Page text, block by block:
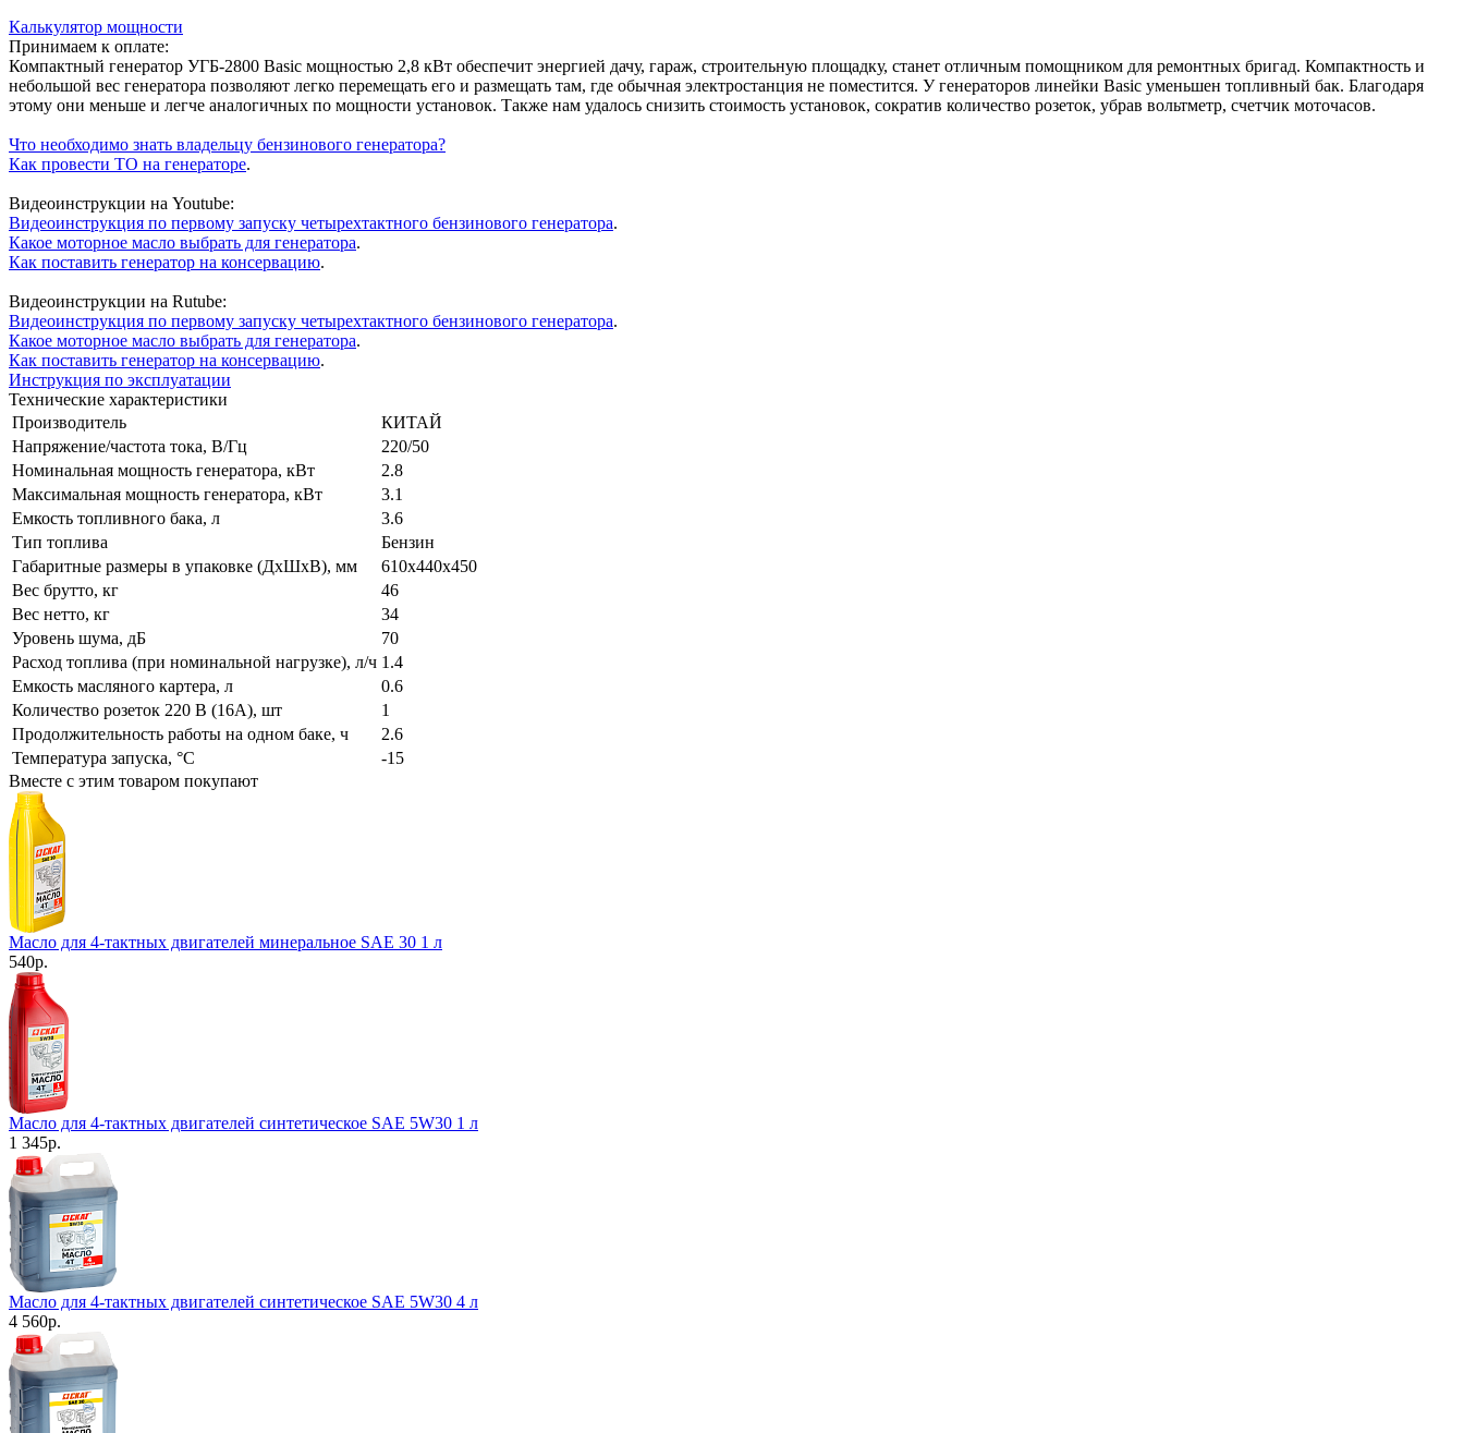
Калькулятор мощности
Принимаем к оплате:
Компактный генератор УГБ-2800 Basic мощностью 2,8 кВт обеспечит энергией дачу, гараж, строительную площадку, станет отличным помощником для ремонтных бригад. Компактность и
небольшой вес генератора позволяют легко перемещать его и размещать там, где обычная электростанция не поместится. У генераторов линейки Basic уменьшен топливный бак. Благодаря
этому они меньше и легче аналогичных по мощности установок. Также нам удалось снизить стоимость установок, сократив количество розеток, убрав вольтметр, счетчик моточасов.
Что необходимо знать владельцу бензинового генератора?
Как провести ТО на генераторе.
Видеоинструкции на Youtube:
Видеоинструкция по первому запуску четырехтактного бензинового генератора.
Какое моторное масло выбрать для генератора.
Как поставить генератор на консервацию.
Видеоинструкции на Rutube:
Видеоинструкция по первому запуску четырехтактного бензинового генератора.
Какое моторное масло выбрать для генератора.
Как поставить генератор на консервацию.
Инструкция по эксплуатации
Технические характеристики
Производитель
КИТАЙ
Напряжение/частота тока, В/Гц
220/50
Номинальная мощность генератора, кВт
2.8
Максимальная мощность генератора, кВт
3.1
Емкость топливного бака, л
3.6
Тип топлива
Бензин
Габаритные размеры в упаковке (ДхШхВ), мм
610х440х450
Вес брутто, кг
46
Вес нетто, кг
34
Уровень шума, дБ
70
Расход топлива (при номинальной нагрузке), л/ч 1.4
Емкость масляного картера, л
0.6
Количество розеток 220 В (16А), шт
1
Продолжительность работы на одном баке, ч
2.6
Температура запуска, °С
-15
Вместе с этим товаром покупают
Масло для 4-тактных двигателей минеральное SAE 30 1 л
540р.
Масло для 4-тактных двигателей синтетическое SAE 5W30 1 л
1 345р.
Масло для 4-тактных двигателей синтетическое SAE 5W30 4 л
4 560р.